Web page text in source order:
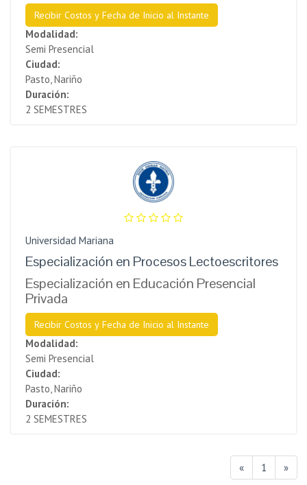
Recibir Costos y Fecha de Inicio al Instante
Modalidad:
Semi Presencial
Ciudad:
Pasto, Nariño
Duración:
2 SEMESTRES
Universidad Mariana
Especialización en Procesos Lectoescritores
Especialización en Educación Presencial
Privada
Recibir Costos y Fecha de Inicio al Instante
Modalidad:
Semi Presencial
Ciudad:
Pasto, Nariño
Duración:
2 SEMESTRES
« 1 »